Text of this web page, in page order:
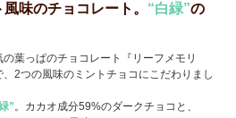
味のチョコレート。 “白緑”の
葉っぱのチョコレート『リーフメモリ
2つの風味のミントチョコにこだわりまし
”。カカオ成分59%のダークチョコと、